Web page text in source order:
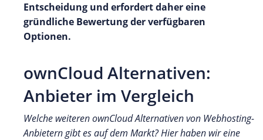
Entscheidung und erfordert daher eine
gründliche Bewertung der verfügbaren
Optionen.
ownCloud Alternativen:
Anbieter im Vergleich
Welche weiteren ownCloud Alternativen von Webhosting-
Anbietern gibt es auf dem Markt? Hier haben wir eine